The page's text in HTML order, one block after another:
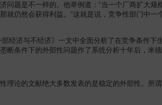
问题是不一样的。他举例道：“当一个厂商扩大
就仍然会获得利益。”这就是说，竞争性部门中
济与不经济》一文中全面分析了在竞争条件下
断条件下的外部性问题作了系统分析十年后，米
论的文献绝大多数发表的是稳定的外部性。所